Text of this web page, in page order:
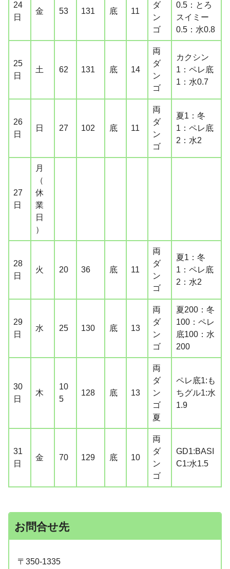
24
日
金 53 131 底 11
ダ
ン
ゴ
0.5：とろ
スイミー
0.5：水0.8
25
日
土 62 131 底 14
両
ダ
ン
ゴ
カクシン
1：ペレ底
1：水0.7
26
日
日 27 102 底 11
両
ダ
ン
ゴ
夏1：冬
1：ペレ底
2：水2
27
日
月
（
休
業
日
）
28
日
火 20 36 底 11
両
ダ
ン
ゴ
夏1：冬
1：ペレ底
2：水2
29
日
水 25 130 底 13
両
ダ
ン
ゴ
夏200：冬
100：ペレ
底100：水
200
30
日
木
10
5
128 底 13
両
ダ
ン
ゴ
夏
ペレ底1:も
ちグル1:水
1.9
31
日
金 70 129 底 10
両
ダ
ン
ゴ
GD1:BASI
C1:水1.5
お問合せ先
〒350-1335